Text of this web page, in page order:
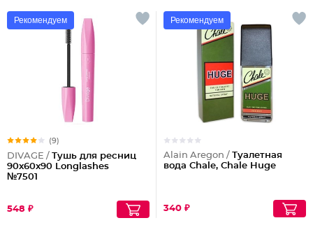
Рекомендуем
(9)
DIVAGE / Тушь для ресниц
90x60x90 Longlashes
№7501
548 ₽
Рекомендуем
Alain Aregon / Туалетная
вода Chale, Chale Huge
340 ₽